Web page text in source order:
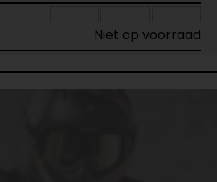
Niet op voorraad